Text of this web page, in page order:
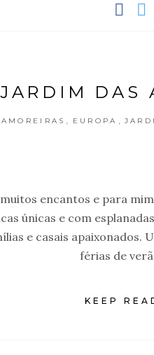
JARDIM DAS
AMOREIRAS , EUROPA ,
encantos e para
únicas e com
e casais apaixonados.
férias de
KEEP